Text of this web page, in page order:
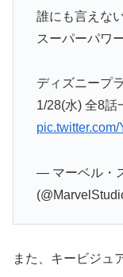
誰にも言えな
スーパーパワ
ディズニープ
1/28(水) 全8話
— マーベル・
また、キービジュ